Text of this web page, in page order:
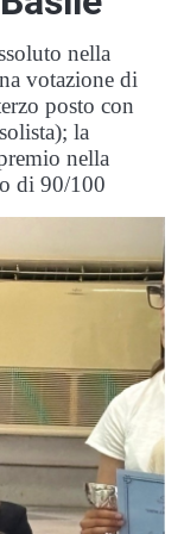
nella
votazione di
posto con
la
nella
di 90/100